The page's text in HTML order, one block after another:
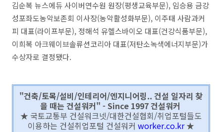
김순복 뉴스에듀 사이버연수원 원장(평생교육부문), 임승용 금강
성포좌도농악보존회 이사장(농악활성화부문), 이주태 사람과커
피 대표(라이프부문), 정해석 유헬스바이오 대표(건강식품부문),
이희복 아크웨이브솔류션코리아 대표(저탄소녹색에너지부문)가
수상자로 결정됐다.
"건축/토목/설비/인테리어/엔지니어링.. 건설 일자리 찾
을 때는 건설워커" - Since 1997 건설워커
★ 국토교통부 건설워크넷/대한건설협회/취업포털들도
이용하는 건설취업포털 건설워커 worker.co.kr★